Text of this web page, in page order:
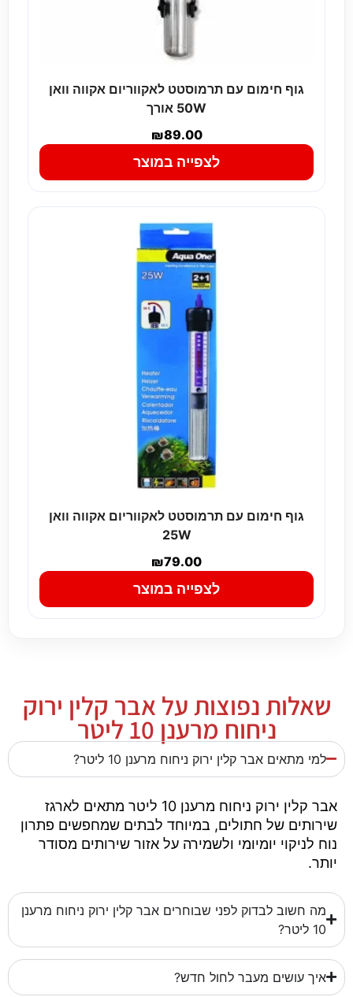
גוף חימום עם תרמוסטט לאקווריום אקווה וואן
50W אורך
₪89.00
לצפייה במוצר
גוף חימום עם תרמוסטט לאקווריום אקווה וואן
25W
₪79.00
לצפייה במוצר
שאלות נפוצות על אבר קלין ירוק
ניחוח מרענן 10 ליטר
למי מתאים אבר קלין ירוק ניחוח מרענן 10 ליטר?
אבר קלין ירוק ניחוח מרענן 10 ליטר מתאים לארגז
שירותים של חתולים, במיוחד לבתים שמחפשים פתרון
נוח לניקוי יומיומי ולשמירה על אזור שירותים מסודר
יותר.
מה חשוב לבדוק לפני שבוחרים אבר קלין ירוק ניחוח מרענן
10 ליטר?
איך עושים מעבר לחול חדש?